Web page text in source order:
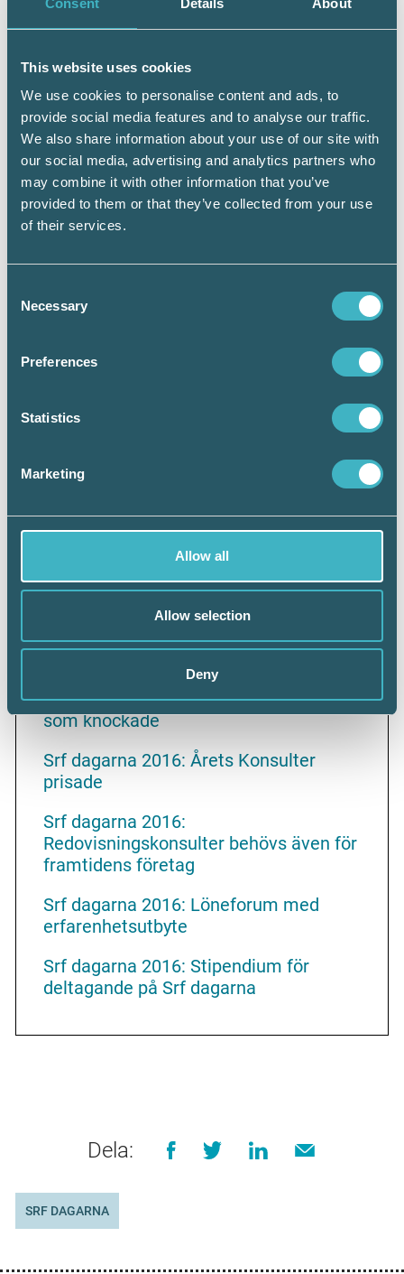
This website uses cookies
We use cookies to personalise content and ads, to
provide social media features and to analyse our traffic.
We also share information about your use of our site with
our social media, advertising and analytics partners who
may combine it with other information that you’ve
provided to them or that they’ve collected from your use
of their services.
Selection
Necessary
Preferences
Statistics
Marketing
Allow all
Allow selection
Deny
Patrik Torkelson
Bor:Stockholm
Kommer från:Göteborg
Familj:Fru och två barn
Yrke:Vd för Fortner.
Fritidsintresse:Åker gärna skidor, utför.
Är tränare i barnens fotbollslag.
Tjörn.
vilken bransch är oklart.
Var med i friidrottslandslaget
på 110 m häck och sprang bland annat
kvartsfinalen på VM i Göteborg 1995.
Läs också…
Srf dagarna 2016: Vi spelar en viktig roll
för Sveriges framtid – småföretagarna
Srf dagarna 2016: Välbesökta
branschdagar
Srf dagarna 2016:
Srf dagarna 2016: Jubileumsmiddag
som knockade
Srf dagarna 2016: Årets Konsulter
prisade
Srf dagarna 2016:
Redovisningskonsulter behövs även för
framtidens företag
Srf dagarna 2016: Löneforum med
erfarenhetsutbyte
Srf dagarna 2016: Stipendium för
deltagande på Srf dagarna
Dela:
SRF DAGARNA